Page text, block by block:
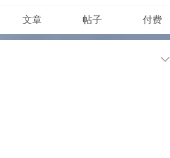
文章 帖子 付费